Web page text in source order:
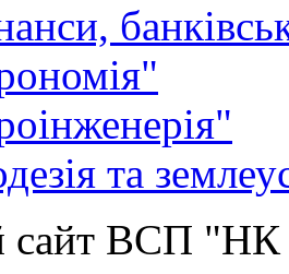
та
сайт ВСП